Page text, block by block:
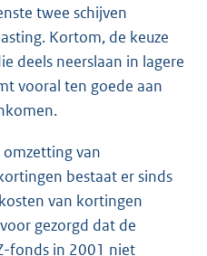
twee schijven
Kortom, de keuze
deels neerslaan in lagere
vooral ten goede aan
van
bestaat er sinds
van kortingen
gezorgd dat de
fonds in 2001 niet